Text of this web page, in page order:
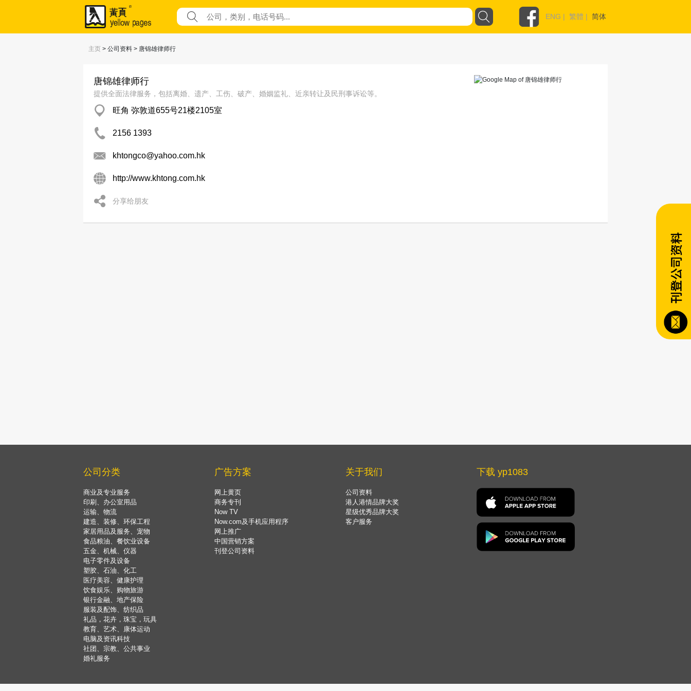
ENG | 繁體 | 简体
主页 > 公司资料 > 唐锦雄律师行
唐锦雄律师行
提供全面法律服务，包括离婚、遗产、工伤、破产、婚姻监礼、近亲转让及民刑事诉讼等。
旺角 弥敦道655号21楼2105室
2156 1393
khtongco@yahoo.com.hk
http://www.khtong.com.hk
分享给朋友
公司分类
商业及专业服务
印刷、办公室用品
运输、物流
建造、装修、环保工程
家居用品及服务、宠物
食品粮油、餐饮业设备
五金、机械、仪器
电子零件及设备
塑胶、石油、化工
医疗美容、健康护理
饮食娱乐、购物旅游
银行金融、地产保险
服装及配饰、纺织品
礼品，花卉，珠宝，玩具
教育、艺术、康体运动
电脑及资讯科技
社团、宗教、公共事业
婚礼服务
广告方案
网上黄页
商务专刊
Now TV
Now.com及手机应用程序
网上推广
中国营销方案
刊登公司资料
关于我们
公司资料
港人港情品牌大奖
星级优秀品牌大奖
客户服务
下载 yp1083